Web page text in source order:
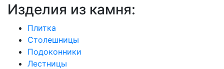
Изделия из камня:
Плитка
Cтолешницы
Подоконники
Лестницы